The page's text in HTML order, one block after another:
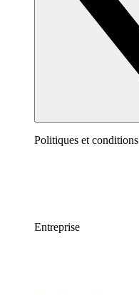
Politiques et conditions
Entreprise